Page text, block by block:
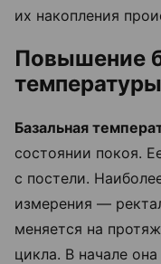
их накопления
Повышение
температуры
Базальная
состоянии покоя.
с постели.
измерения —
меняется на
цикла. В начале